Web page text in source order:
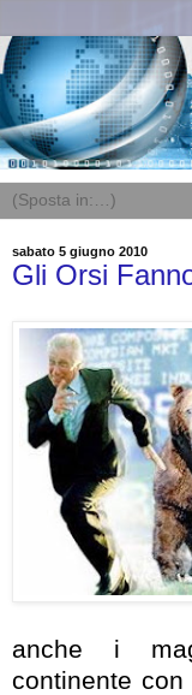
sabato 5 giugno 2010
Gli Orsi
anche i
continente